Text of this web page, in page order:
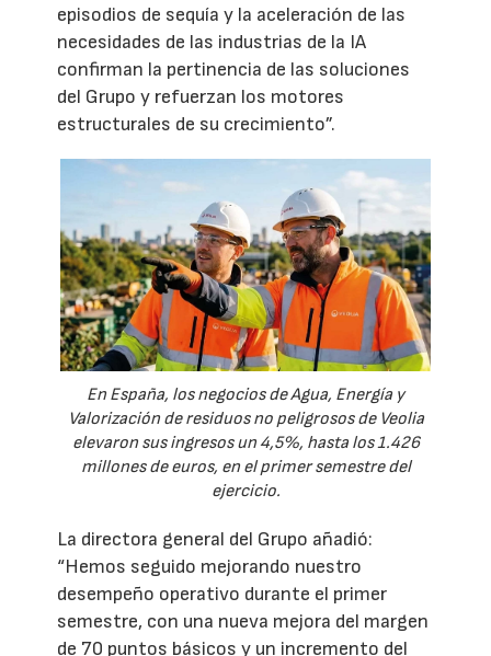
episodios de sequía y la aceleración de las
necesidades de las industrias de la IA
confirman la pertinencia de las soluciones
del Grupo y refuerzan los motores
estructurales de su crecimiento”.
En España, los negocios de Agua, Energía y
Valorización de residuos no peligrosos de Veolia
elevaron sus ingresos un 4,5%, hasta los 1.426
millones de euros, en el primer semestre del
ejercicio.
La directora general del Grupo añadió:
“Hemos seguido mejorando nuestro
desempeño operativo durante el primer
semestre, con una nueva mejora del margen
de 70 puntos básicos y un incremento del